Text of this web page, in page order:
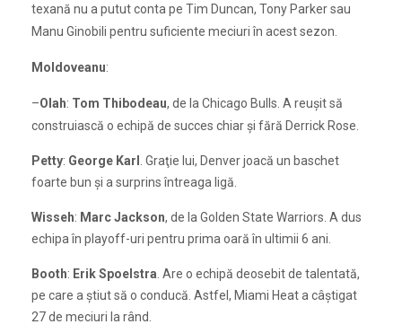
texană nu a putut conta pe Tim Duncan, Tony Parker sau
Manu Ginobili pentru suficiente meciuri în acest sezon.
Moldoveanu:
–Olah: Tom Thibodeau, de la Chicago Bulls. A reuşit să
construiască o echipă de succes chiar şi fără Derrick Rose.
Petty: George Karl
. Graţie lui, Denver joacă un baschet
foarte bun şi a surprins întreaga ligă.
Wisseh: Marc Jackson, de la Golden State Warriors. A dus
echipa în playoff-uri pentru prima oară în ultimii 6 ani.
Booth: Erik Spoelstra . Are o echipă deosebit de talentată,
pe care a ştiut să o conducă. Astfel, Miami Heat a câştigat
27 de meciuri la rând.